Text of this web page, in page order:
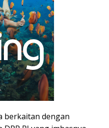
berkaitan dengan